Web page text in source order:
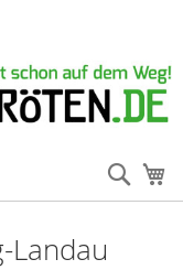
Landau